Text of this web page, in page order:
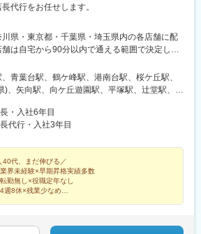
代行をお任せします。
川県・東京都・千葉県・埼玉県内の各店舗に配
は自宅から90分以内で通える範囲で決定しま
動無し）。なお、希望があれば転居を伴う異動
討する場合もございます。※転居を伴う異動の
負担（社内規定有）【本社】神奈川県横浜市
和市、伊勢原市、厚木市、平塚市【東京都】
田谷区、渋谷区、板橋区、北区、足立区、杉
井市、国分寺市、八王子市、清瀬市、狛江
、武蔵野市【千葉県】千葉市、船橋市、浦安
市、佐倉市、八千代市【埼玉県】さいたま
、草加市、戸田市、三郷市、所沢市、新座市
青葉台駅、鶴ケ峰駅、港南台駅、桜ケ丘駅、
)、矢向駅、向ケ丘遊園駅、平塚駅、辻堂駅、宮
、山手駅、新子安駅、三ツ境駅、金沢文庫
田駅、湘南台駅、藤沢駅、川和町駅、上溝
場駅、相模原駅、生田駅(神奈川県)、長津田
駅、上大岡駅、港町駅、高田駅(神奈川県)、セ
、都筑ふれあいの丘駅、小岩駅、立会川駅、
、上井草駅、東雲駅(東京都)、馬喰横山駅、板
目駅、田町駅(東京都)、上板橋駅、浅草駅(Ｔ
向原駅、椎名町駅、本蓮沼駅、東陽町駅、梅
・入社6年目
代行・入社3年目
40代、まだ伸びる／
界未経験×早期昇格実績多数
勤無し×役職定年なし
週8休×残業少なめ
挑戦できる裁量の大きいポジションで、